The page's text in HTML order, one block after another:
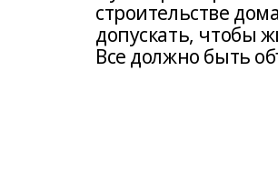
строительстве
допускать, чтобы
Все должно быть